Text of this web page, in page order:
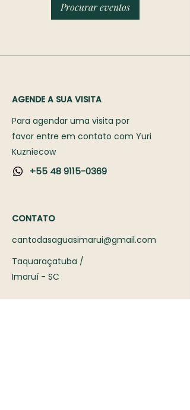
Procurar eventos
AGENDE A SUA VISITA
Para agendar uma visita por
favor entre em contato com Yuri
Kuzniecow
+55 48 9115-0369
CONTATO
cantodasaguasimarui@gmail.com
Taquaraçatuba /
Imaruí - SC